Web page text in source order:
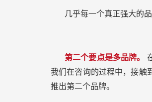
几乎每一个真正强大的
第二个要点是多品牌。
我们在咨询的过程中，接触
推出第二个品牌。